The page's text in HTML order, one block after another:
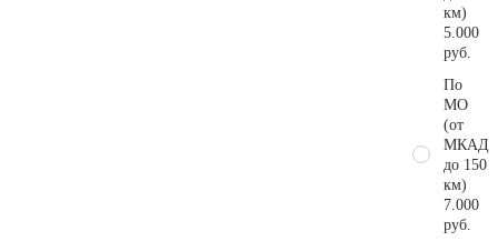
км)
5.000
руб.
По
МО
(от
МКАД
до 150
км)
7.000
руб.